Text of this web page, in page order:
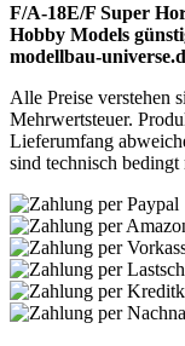
F/A-18E/F Super
Hobby Models
modellbau-
Alle Preise verstehen
Mehrwertsteuer.
Lieferumfang
sind technisch bedingt